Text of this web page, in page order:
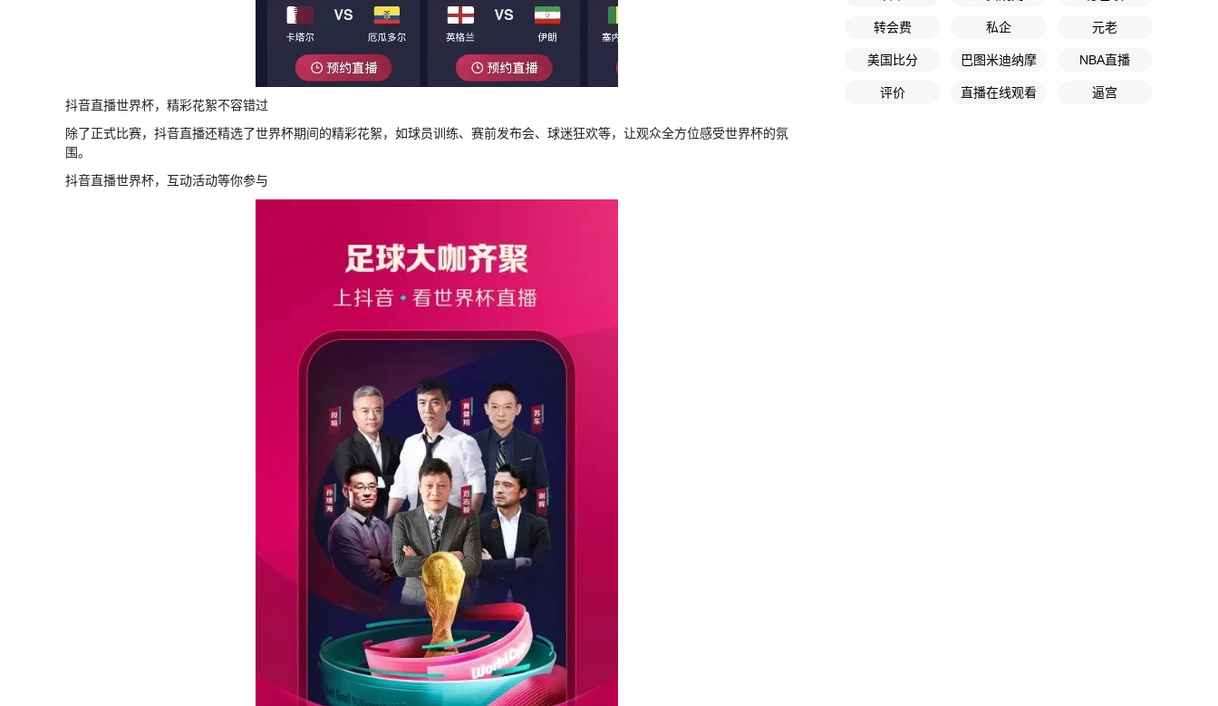
抖音直播世界杯，精彩花絮不容错过
除了正式比赛，抖音直播还精选了世界杯期间的精彩花絮，如球员训练、赛前发布会、球迷狂欢等，让观众全方位感受世界杯的氛
围。
抖音直播世界杯，互动活动等你参与
转会费 私企 元老
美国比分 巴图米迪纳摩 NBA直播
评价 直播在线观看 逼宫